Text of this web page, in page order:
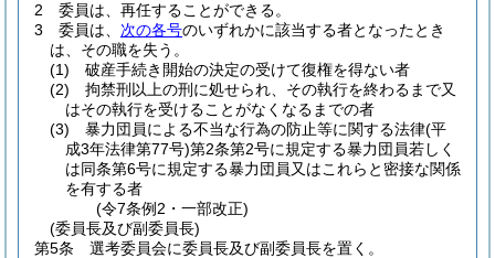
2
委員は、再任することができる。
3
委員は、 次の各号のいずれかに該当する者となったとき
は、その職を失う。
(1)
破産手続き開始の決定の受けて復権を得ない者
(2)
拘禁刑以上の刑に処せられ、その執行を終わるまで又
はその執行を受けることがなくなるまでの者
(3)
暴力団員による不当な行為の防止等に関する法律(平
成3年法律第77号)第2条第2号に規定する暴力団員若しく
は同条第6号に規定する暴力団員又はこれらと密接な関係
を有する者
(令7条例2・一部改正)
(委員長及び副委員長)
第5条
選考委員会に委員長及び副委員長を置く。